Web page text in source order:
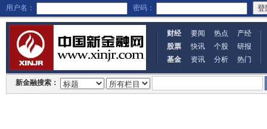
用户名： 密码：
财经 要闻 热点
产经
股票
快讯 个股
研报
基金
资讯 分析 热门
新金融搜索：